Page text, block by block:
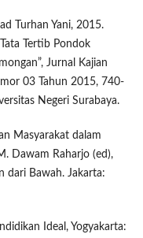
Turhan Yani, 2015.
Tertib Pondok
Jurnal Kajian
03 Tahun 2015, 740-
Negeri Surabaya.
Masyarakat dalam
Dawam Raharjo (ed),
dari Bawah. Jakarta:
Ideal, Yogyakarta: